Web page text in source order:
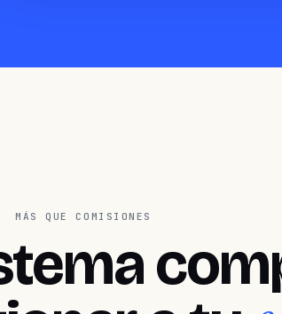
MÁS QUE COMISIONES